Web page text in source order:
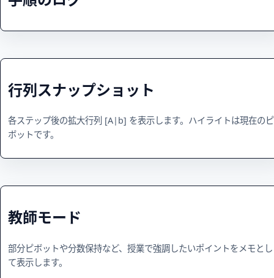
行列スナップショット
各ステップ後の拡大行列 [A|b] を表示します。ハイライトは現在のピ
ボットです。
教師モード
部分ピボットや分数保持など、授業で強調したいポイントをメモとし
て表示します。